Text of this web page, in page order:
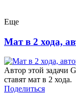
Еще
Мат в 2 хода,
Автор этой задачи
ставят мат в 2 хода.
Поделиться